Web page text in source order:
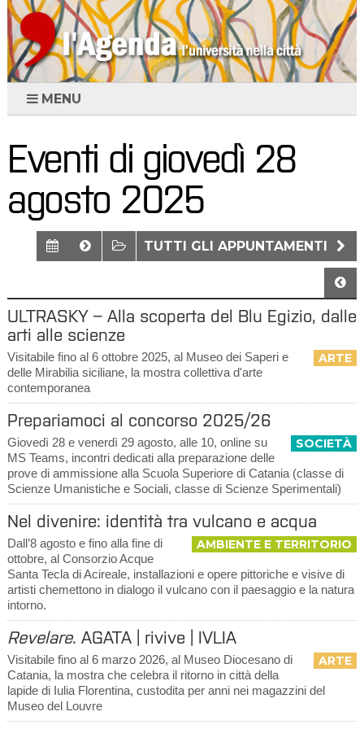
MENU
Eventi di giovedì 28
agosto 2025
TUTTI GLI APPUNTAMENTI
ULTRASKY – Alla scoperta del Blu Egizio, dalle
arti alle scienze
ARTE
Visitabile fino al 6 ottobre 2025, al Museo dei Saperi e
delle Mirabilia siciliane, la mostra collettiva d'arte
contemporanea
Prepariamoci al concorso 2025/26
SOCIETÀ
Giovedì 28 e venerdì 29 agosto, alle 10, online su
MS Teams, incontri dedicati alla preparazione delle
prove di ammissione alla Scuola Superiore di Catania (classe di
Scienze Umanistiche e Sociali, classe di Scienze Sperimentali)
Nel divenire: identità tra vulcano e acqua
AMBIENTE E TERRITORIO
Dall’8 agosto e fino alla fine di
ottobre, al Consorzio Acque
Santa Tecla di Acireale, installazioni e opere pittoriche e visive di
artisti chemettono in dialogo il vulcano con il paesaggio e la natura
intorno.
Revelare. AGATA | rivive | IVLIA
ARTE
Visitabile fino al 6 marzo 2026, al Museo Diocesano di
Catania, la mostra che celebra il ritorno in città della
lapide di Iulia Florentina, custodita per anni nei magazzini del
Museo del Louvre